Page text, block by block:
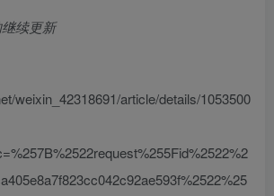
续更新
weixin_42318691/article/details/1053500